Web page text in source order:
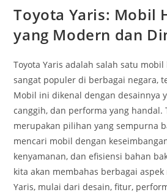
Toyota Yaris: Mobil
yang Modern dan
Toyota Yaris adalah salah satu
sangat populer di berbagai negara,
Mobil ini dikenal dengan desainnya
canggih, dan performa yang handal.
merupakan pilihan yang sempurna
mencari mobil dengan
kenyamanan, dan efisiensi bahan
kita akan membahas berbagai
Yaris, mulai dari desain, fitur,